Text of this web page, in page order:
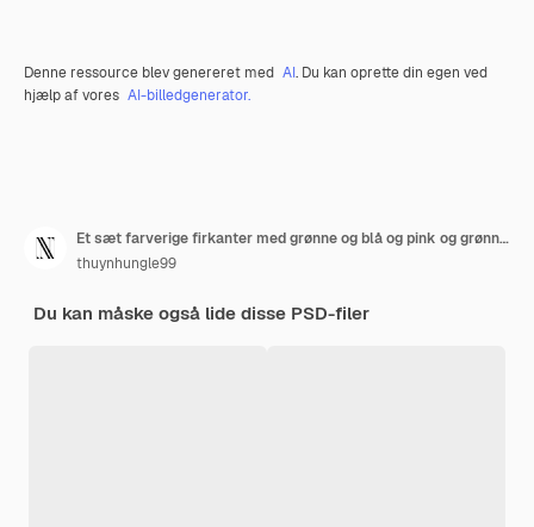
Denne ressource blev genereret med AI. Du kan oprette din egen ved
hjælp af vores AI-billedgenerator.
Et sæt farverige firkanter med grønne og blå og pink og grønne firkanter
thuynhungle99
Du kan måske også lide disse PSD-filer